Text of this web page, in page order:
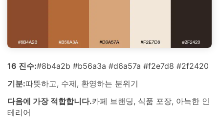
16 진수:#8b4a2b #b56a3a #d6a57a #f2e7d8 #2f2420
기분:따뜻하고, 수제, 환영하는 분위기
다음에 가장 적합합니다.카페 브랜딩, 식품 포장, 아늑한 인
테리어